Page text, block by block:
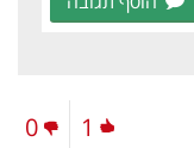
1
0